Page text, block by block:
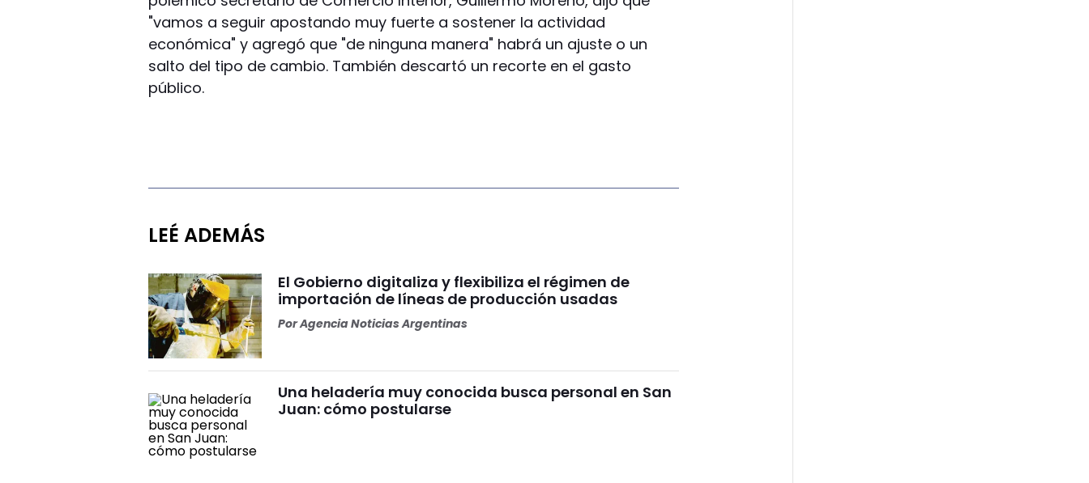
"vamos a seguir apostando muy fuerte a sostener la actividad
económica" y agregó que "de ninguna manera" habrá un ajuste o un
salto del tipo de cambio. También descartó un recorte en el gasto
público.
LEÉ ADEMÁS
El Gobierno digitaliza y flexibiliza el régimen de
importación de líneas de producción usadas
PorAgencia Noticias Argentinas
Una heladería muy conocida busca personal en San
Juan: cómo postularse